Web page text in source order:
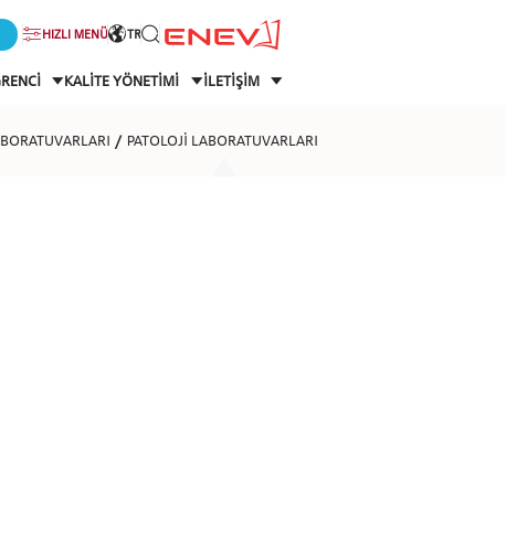
HIZLI MENÜ TR
KALİTE YÖNETİMİ İLETİŞİM
PATOLOJİ LABORATUVARLARI